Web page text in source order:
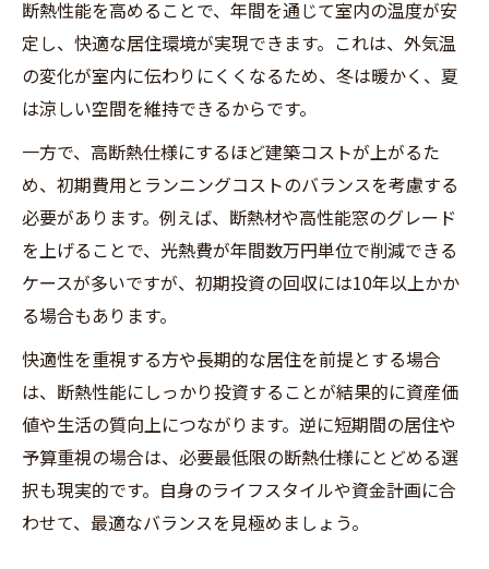
断熱性能を高めることで、年間を通じて室内の温度が安
定し、快適な居住環境が実現できます。これは、外気温
の変化が室内に伝わりにくくなるため、冬は暖かく、夏
は涼しい空間を維持できるからです。
一方で、高断熱仕様にするほど建築コストが上がるた
め、初期費用とランニングコストのバランスを考慮する
必要があります。例えば、断熱材や高性能窓のグレード
を上げることで、光熱費が年間数万円単位で削減できる
ケースが多いですが、初期投資の回収には10年以上かか
る場合もあります。
快適性を重視する方や長期的な居住を前提とする場合
は、断熱性能にしっかり投資することが結果的に資産価
値や生活の質向上につながります。逆に短期間の居住や
予算重視の場合は、必要最低限の断熱仕様にとどめる選
択も現実的です。自身のライフスタイルや資金計画に合
わせて、最適なバランスを見極めましょう。